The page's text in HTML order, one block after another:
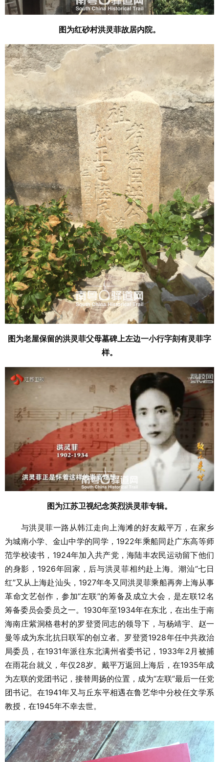
图为红砂村洪灵菲故居内院。
图为老屋保留的洪灵菲父母墓碑上左边一小行字刻有灵菲字
样。
图为江苏卫视纪念英烈洪灵菲专辑。
与洪灵菲一路从韩江走向上海滩的好友戴平万，在家乡
为城南小学、金山中学的同学，1922年乘船同赴广东高等师
范学校读书，1924年加入共产党，海陆丰农民运动留下他们
的身影，1926年回家，后与洪灵菲相约赴上海。潮汕“七日
红”又从上海赴汕头，1927年冬又同洪灵菲乘船再奔上海从事
革命文艺创作，参加“左联”的筹备及成立大会，是左联12名
筹备委员会委员之一。1930年至1934年在东北，在出生于南
海南庄紫洞格巷村的罗登贤同志的领导下，与杨靖宇、赵一
曼等成为东北抗日联军的创立者。罗登贤1928年任中共政治
局委员，在1931年派往东北满州省委书记，1933年2月被捕
在雨花台就义，年仅28岁。戴平万返回上海后，在1935年成
为左联的党团书记，接替周扬的位置，成为“左联”最后一任党
团书记。在1941年又与丘东平相遇在鲁艺华中分校任文学系
教授，在1945年不幸去世。